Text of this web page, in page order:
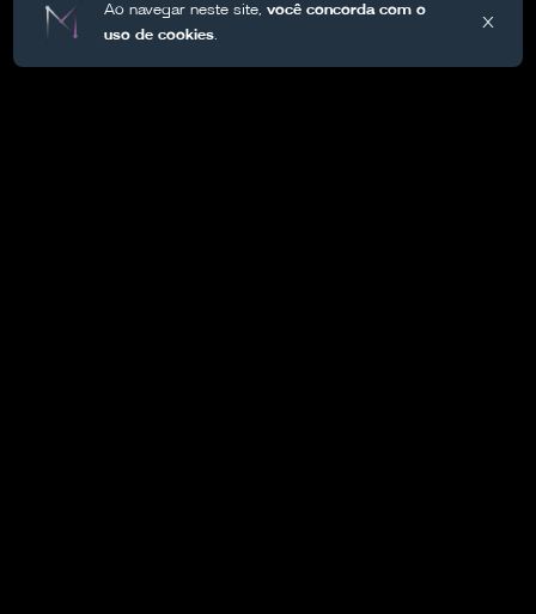
Ao navegar neste site,você concorda com o
uso de cookies.
X